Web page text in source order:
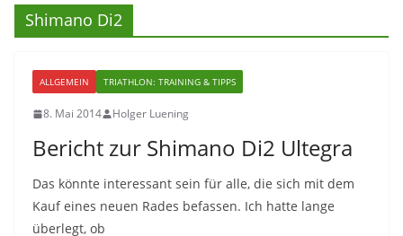
Shimano Di2
ALLGEMEIN TRIATHLON: TRAINING & TIPPS
8. Mai 2014 Holger Luening
Bericht zur Shimano Di2 Ultegra
Das könnte interessant sein für alle, die sich mit dem
Kauf eines neuen Rades befassen. Ich hatte lange
überlegt, ob